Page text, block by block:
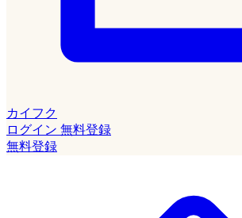
カイフク
ログイン 無料登録
無料登録